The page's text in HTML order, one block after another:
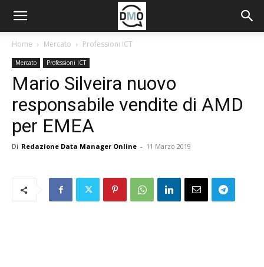
Home Mercato Professioni ICT
Mercato Professioni ICT
Mario Silveira nuovo
responsabile vendite di AMD
per EMEA
Di Redazione Data Manager Online - 11 Marzo 2019